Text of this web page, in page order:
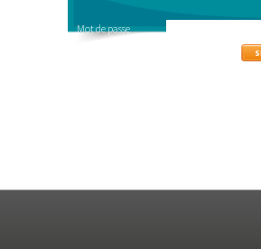
Mot de passe